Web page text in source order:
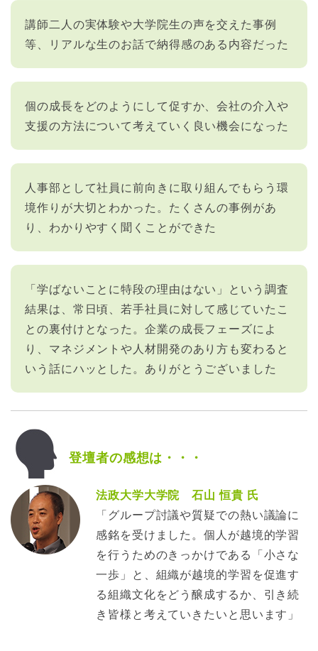
講師二人の実体験や大学院生の声を交えた事例
等、リアルな生のお話で納得感のある内容だった
個の成長をどのようにして促すか、会社の介入や
支援の方法について考えていく良い機会になった
人事部として社員に前向きに取り組んでもらう環
境作りが大切とわかった。たくさんの事例があ
り、わかりやすく聞くことができた
「学ばないことに特段の理由はない」という調査
結果は、常日頃、若手社員に対して感じていたこ
との裏付けとなった。企業の成長フェーズによ
り、マネジメントや人材開発のあり方も変わると
いう話にハッとした。ありがとうございました
登壇者の感想は・・・
法政大学大学院 石山 恒貴 氏
「グループ討議や質疑での熱い議論に
感銘を受けました。個人が越境的学習
を行うためのきっかけである「小さな
一歩」と、組織が越境的学習を促進す
る組織文化をどう醸成するか、引き続
き皆様と考えていきたいと思います」